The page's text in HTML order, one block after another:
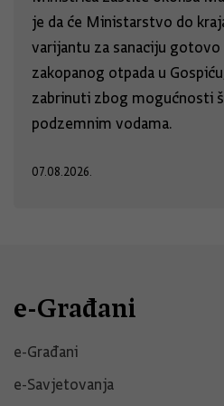
je da će Ministarstvo do
varijantu za sanaciju gotovo
zakopanog otpada u
zabrinuti zbog mogućnosti
podzemnim vodama.
07.08.2026.
e-Građani
e-Građani
e-Savjetovanja